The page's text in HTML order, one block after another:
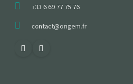
+33 6 69 77 75 76
contact@origem.fr